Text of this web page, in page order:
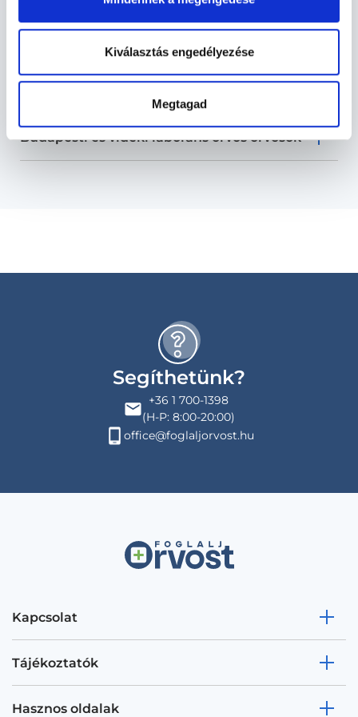
Kiválasztás engedélyezése
Megtagad
Labor vizsgálatok TERÜLETHEZ
KAPCSOLÓDÓ SZAKTERÜLETEK
Budapesti és vidéki laboráns orvos orvosok
Segíthetünk?
+36 1 700-1398
(H-P: 8:00-20:00)
office@foglaljorvost.hu
Kapcsolat
Tájékoztatók
Hasznos oldalak